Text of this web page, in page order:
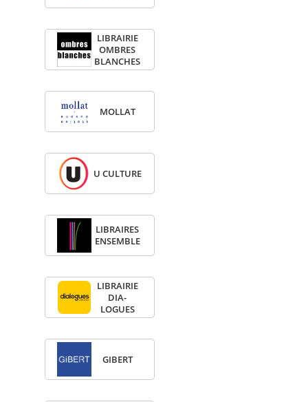
LIBRAI­RIE
OMBRES
BLANCHES
MOL­LAT
U CULTURE
LIBRAIRES
ENSEMBLE
LIBRAI­RIE
DIA­
LOGUES
GIBERT